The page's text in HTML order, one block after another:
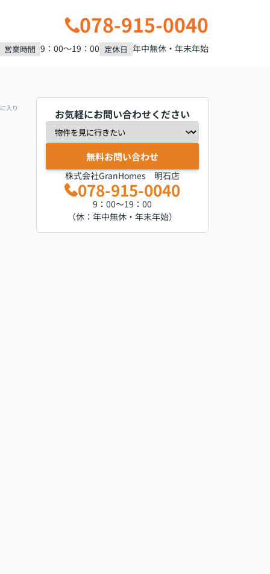
078-915-0040
営業時間 9：00～19：00 定休日 年中無休・年末年始
入り お気軽にお問い合わせください
無料お問い合わせ
株式会社GranHomes 明石店
078-915-0040
9：00～19：00
（休：年中無休・年末年始）